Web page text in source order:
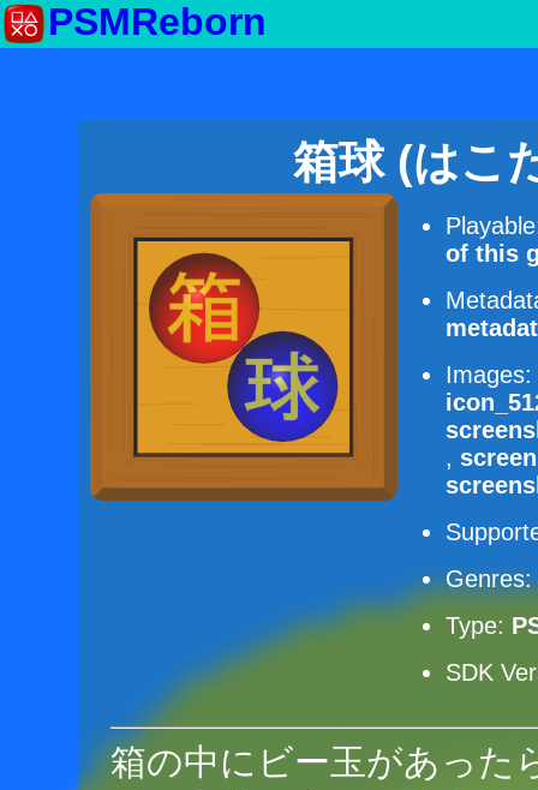
PSMReborn
箱球 (はこ
of this
Images:
,
Genres:
Type:
SDK
箱の中にビー玉があった